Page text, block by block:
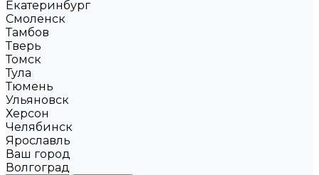
Екатеринбург
Смоленск
Тамбов
Тверь
Томск
Тула
Тюмень
Ульяновск
Херсон
Челябинск
Ярославль
Ваш город
Волгоград